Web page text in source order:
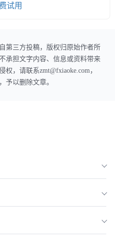
试用
第三方投稿，版权归原始作者所
承担文字内容、信息或资料带来
，请联系zmt@fxiaoke.com，
予以删除文章。